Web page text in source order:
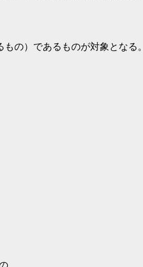
の）であるものが対象となる。